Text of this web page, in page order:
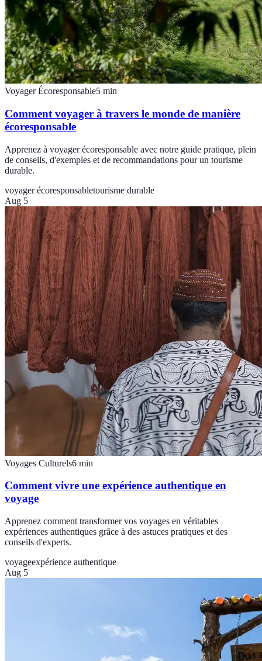
Voyager Écoresponsable5 min
Comment voyager à travers le monde de manière
écoresponsable
Apprenez à voyager écoresponsable avec notre guide pratique, plein
de conseils, d'exemples et de recommandations pour un tourisme
durable.
voyager écoresponsabletourisme durable
Aug 5
Voyages Culturels6 min
Comment vivre une expérience authentique en
voyage
Apprenez comment transformer vos voyages en véritables
expériences authentiques grâce à des astuces pratiques et des
conseils d'experts.
voyageexpérience authentique
Aug 5